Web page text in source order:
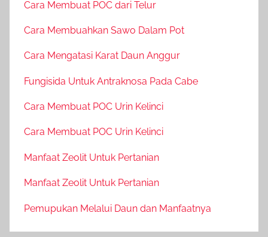
Cara Membuat POC dari Telur
Cara Membuahkan Sawo Dalam Pot
Cara Mengatasi Karat Daun Anggur
Fungisida Untuk Antraknosa Pada Cabe
Cara Membuat POC Urin Kelinci
Cara Membuat POC Urin Kelinci
Manfaat Zeolit Untuk Pertanian
Manfaat Zeolit Untuk Pertanian
Pemupukan Melalui Daun dan Manfaatnya